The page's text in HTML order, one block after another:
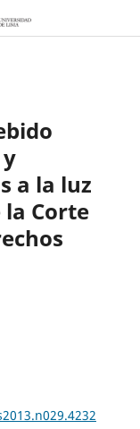
a la luz
Corte